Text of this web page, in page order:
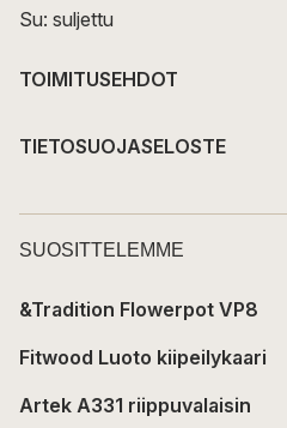
Su: suljettu
TOIMITUSEHDOT
TIETOSUOJASELOSTE
SUOSITTELEMME
&Tradition Flowerpot VP8
Fitwood Luoto kiipeilykaari
Artek A331 riippuvalaisin